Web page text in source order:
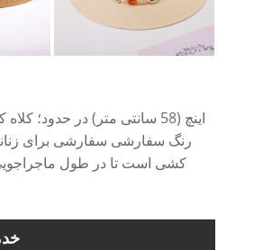
رنگ سفارشی سفارشی برای
کشی است تا در طول